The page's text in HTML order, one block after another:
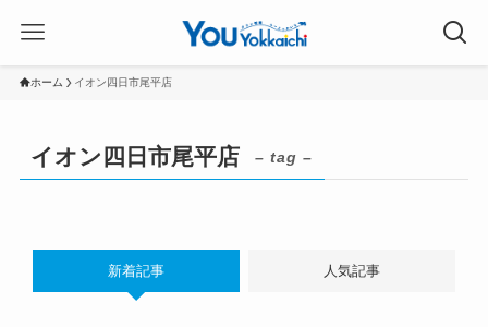
ホーム イオン四日市尾平店
イオン四日市尾平店 – tag –
新着記事 人気記事